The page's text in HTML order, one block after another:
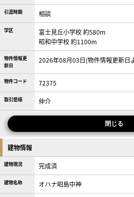
引渡時期 相談
学区
富士見丘小学校 約580m
昭和中学校 約1100m
物件情報更
新日
2026年08月03日(物件情報更新日
物件コード 72375
取引態様 仲介
閉じる
建物情報
建物現況 完成済
建物名称 オハナ昭島中神